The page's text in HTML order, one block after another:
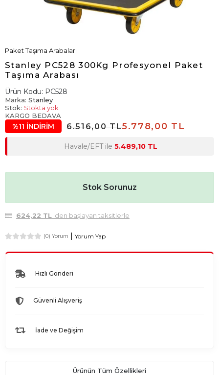
Paket Taşıma Arabaları
Stanley PC528 300Kg Profesyonel Paket
Taşıma Arabası
Ürün Kodu: PC528
Marka: Stanley
Stok: Stokta yok
KARGO BEDAVA
%11 İNDİRİM 6.516,00 TL5.778,00 TL
Havale/EFT ile 5.489,10 TL
Stok Sorunuz
624,22 TL'den başlayan taksitlerle
(0) Yorum Yorum Yap
Hızlı Gönderi
Güvenli Alışveriş
İade ve Değişim
Ürünün Tüm Özellikleri